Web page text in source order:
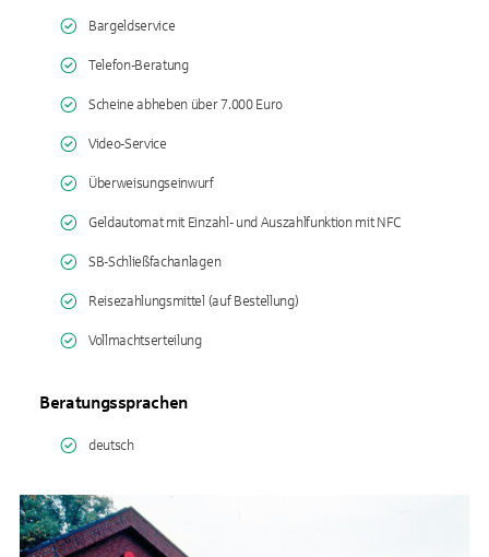
Bargeldservice
Telefon-Beratung
Scheine abheben über 7.000 Euro
Video-Service
Überweisungseinwurf
Geldautomat mit Einzahl- und Auszahlfunktion mit NFC
SB-Schließfachanlagen
Reisezahlungsmittel (auf Bestellung)
Vollmachtserteilung
Beratungssprachen
deutsch